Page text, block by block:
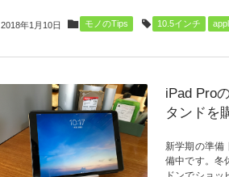
2018年1月10日 モノのTips 10.5インチ
iPad Pro
タンドを
新学期の準備
備中です。冬